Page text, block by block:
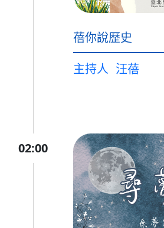
蓓你說歷史
主持人 汪蓓
02:00